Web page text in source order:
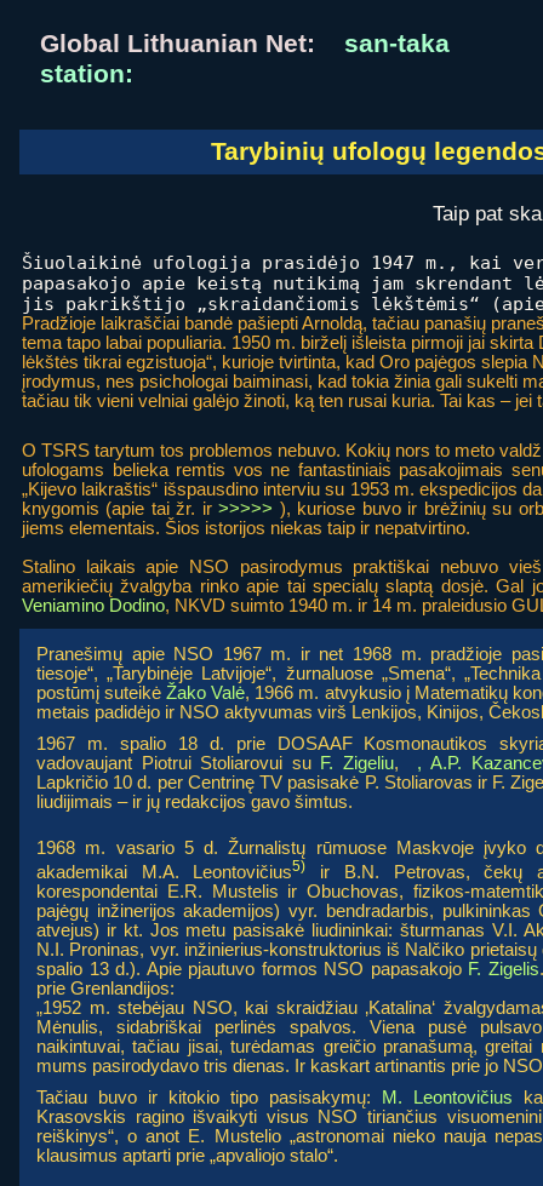
Global Lithuanian Net: san-taka
station:
Tarybinių ufologų
Taip pat
Šiuolaikinė ufologija prasidėjo 1947 m., kai
papasakojo apie keistą nutikimą jam skrendant
jis pakrikštijo „skraidančiomis lėkštėmis“
Pradžioje laikraščiai bandė pašiepti Arnoldą, tačiau panašių
tema tapo labai populiaria. 1950 m. birželį išleista pirmoji jai skirta
lėkštės tikrai egzistuoja“, kurioje tvirtinta, kad Oro pajėgos
įrodymus, nes psichologai baiminasi, kad tokia žinia gali sukelti
tačiau tik vieni velniai galėjo žinoti, ką ten rusai kuria. Tai kas – jei
O TSRS tarytum tos problemos nebuvo. Kokių nors to meto
ufologams belieka remtis vos ne fantastiniais pasakojimais
„Kijevo laikraštis“ išspausdino interviu su 1953 m. ekspedicijos
knygomis (apie tai žr. ir>>>>> ), kuriose buvo ir brėžinių su
jiems elementais. Šios istorijos niekas taip ir nepatvirtino.
Stalino laikais apie NSO pasirodymus praktiškai nebuvo
amerikiečių žvalgyba rinko apie tai specialų slaptą dosjė. Gal
Veniamino Dodino, NKVD suimto 1940 m. ir 14 m. praleidusio
Pranešimų apie NSO 1967 m. ir net 1968 m. pradžioje
tiesoje“, „Tarybinėje Latvijoje“, žurnaluose „Smena“,
postūmį suteikėŽako Valė, 1966 m. atvykusio į Matematikų
metais padidėjo ir NSO aktyvumas virš Lenkijos, Kinijos,
1967 m. spalio 18 d. prie DOSAAF Kosmonautikos
vadovaujant Piotrui Stoliarovui su F. Zigeliu, , A.P.
Lapkričio 10 d. per Centrinę TV pasisakė P. Stoliarovas ir F.
liudijimais – ir jų redakcijos gavo šimtus.
1968 m. vasario 5 d. Žurnalistų rūmuose Maskvoje įvyko
akademikai M.A. Leontovičius5)
ir B.N. Petrovas, čekų
korespondentai E.R. Mustelis ir Obuchovas, fizikos-
pajėgų inžinerijos akademijos) vyr. bendradarbis,
atvejus) ir kt. Jos metu pasisakė liudininkai: šturmanas V.I.
N.I. Proninas, vyr. inžinierius-konstruktorius iš Nalčiko
spalio 13 d.). Apie pjautuvo formos NSO papasakojo F. Zigelis
prie Grenlandijos:
„1952 m. stebėjau NSO, kai skraidžiau ‚Katalina‘
Mėnulis, sidabriškai perlinės spalvos. Viena pusė
naikintuvai, tačiau jisai, turėdamas greičio pranašumą,
mums pasirodydavo tris dienas. Ir kaskart artinantis prie jo
Tačiau buvo ir kitokio tipo pasisakymų:
M. Leontovičius
Krasovskis ragino išvaikyti visus NSO tiriančius
reiškinys“, o anot E. Mustelio „astronomai nieko nauja
klausimus aptarti prie „apvaliojo stalo“.